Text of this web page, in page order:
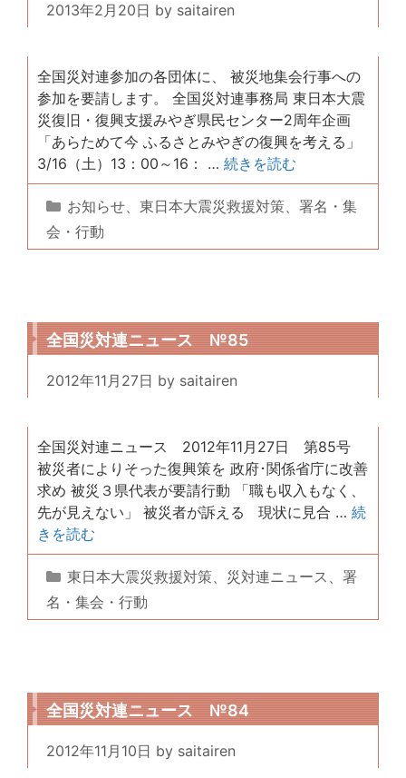
2013年2月20日 by saitairen
全国災対連参加の各団体に、 被災地集会行事への
参加を要請します。 全国災対連事務局 東日本大震
災復旧・復興支援みやぎ県民センター2周年企画
「あらためて今 ふるさとみやぎの復興を考える」
3/16（土）13：00～16： … 続きを読む
カ
テ
ゴ
お知らせ、 東日本大震災救援対策、 署名・集
会・行動
全国災対連ニュース №85
2012年11月27日 by saitairen
全国災対連ニュース 2012年11月27日 第85号
被災者によりそった復興策を 政府･関係省庁に改善
求め 被災３県代表が要請行動 「職も収入もなく、
先が見えない」 被災者が訴える 現状に見合 … 続
きを読む
カ
テ
ゴ
東日本大震災救援対策、 災対連ニュース 、 署
名・集会・行動
全国災対連ニュース №84
2012年11月10日 by saitairen